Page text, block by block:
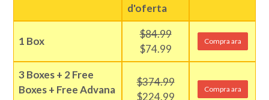
d'oferta
1 Box
$84.99
$74.99
Compra ara
3 Boxes + 2 Free
Boxes + Free Advana
$374.99
$224.99
Compra ara